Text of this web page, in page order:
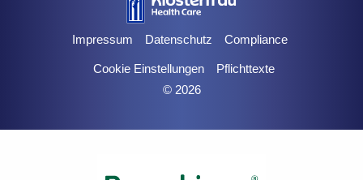
Impressum Datenschutz Compliance
Cookie Einstellungen
Pflichttexte
© 2026